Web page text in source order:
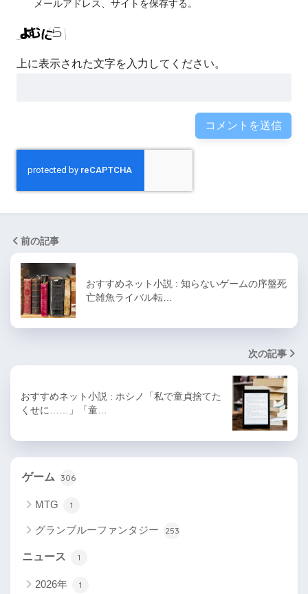
メールアドレス、サイトを保存する。
上に表示された文字を入力してください。
前の記事
おすすめネット小説 : 知らないゲームの序盤死
亡雑魚ライバル転…
次の記事
おすすめネット小説 : ホシノ「私で童貞捨てた
くせに……」「童…
ゲーム 306
MTG 1
グランブルーファンタジー 253
ニュース 1
2026年 1